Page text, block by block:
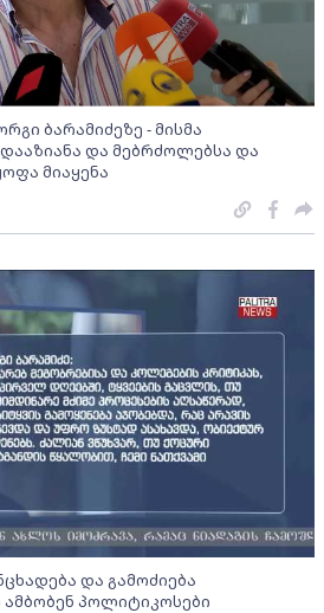
ბარამიძეზე - მისმა
დააზიანა და მებრძოლებსა და
მიაყენა
და გამოძიება
პოლიტიკოსები